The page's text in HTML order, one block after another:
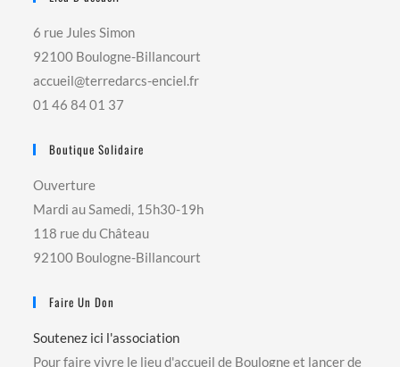
6 rue Jules Simon
92100 Boulogne-Billancourt
accueil@terredarcs-enciel.fr
01 46 84 01 37
Boutique Solidaire
Ouverture
Mardi au Samedi, 15h30-19h
118 rue du Château
92100 Boulogne-Billancourt
Faire Un Don
Soutenez ici l'association
Pour faire vivre le lieu d'accueil de Boulogne et lancer de